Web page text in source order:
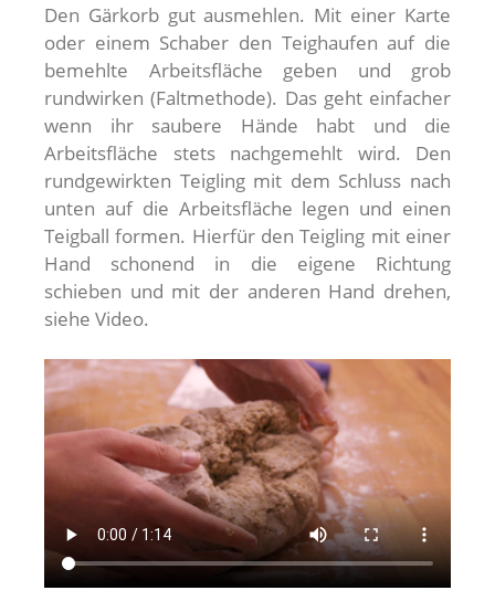
Den Gärkorb gut ausmehlen. Mit einer Karte
oder einem Schaber den Teighaufen auf die
bemehlte Arbeitsfläche geben und grob
rundwirken (Faltmethode). Das geht einfacher
wenn ihr saubere Hände habt und die
Arbeitsfläche stets nachgemehlt wird. Den
rundgewirkten Teigling mit dem Schluss nach
unten auf die Arbeitsfläche legen und einen
Teigball formen. Hierfür den Teigling mit einer
Hand schonend in die eigene Richtung
schieben und mit der anderen Hand drehen,
siehe Video.